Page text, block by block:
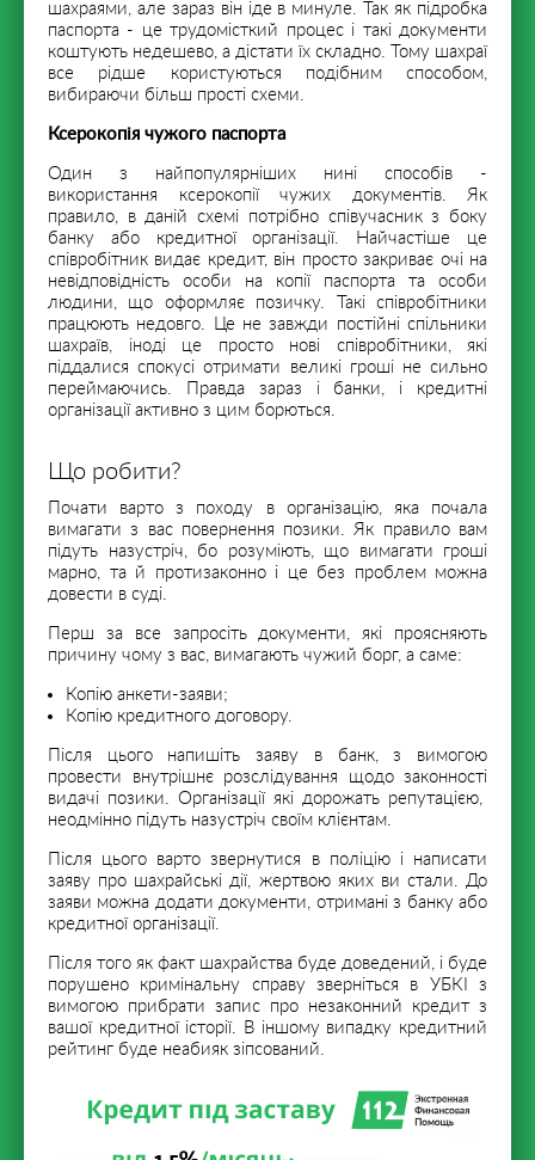
шахраями, але зараз він іде в минуле. Так як підробка
паспорта - це трудомісткий процес і такі документи
коштують недешево, а дістати їх складно. Тому шахраї
все рідше користуються подібним способом,
вибираючи більш прості схеми.
Ксерокопія чужого паспорта
Один з найпопулярніших нині способів -
використання ксерокопії чужих документів. Як
правило, в даній схемі потрібно співучасник з боку
банку або кредитної організації. Найчастіше це
співробітник видає кредит, він просто закриває очі на
невідповідність особи на копії паспорта та особи
людини, що оформляє позичку. Такі співробітники
працюють недовго. Це не завжди постійні спільники
шахраїв, іноді це просто нові співробітники, які
піддалися спокусі отримати великі гроші не сильно
переймаючись. Правда зараз і банки, і кредитні
організації активно з цим борються.
Що робити?
Почати варто з походу в організацію, яка почала
вимагати з вас повернення позики. Як правило вам
підуть назустріч, бо розуміють, що вимагати гроші
марно, та й протизаконно і це без проблем можна
довести в суді.
Перш за все запросіть документи, які проясняють
причину чому з вас, вимагають чужий борг, а саме:
Копію анкети-заяви;
Копію кредитного договору.
Після цього напишіть заяву в банк, з вимогою
провести внутрішнє розслідування щодо законності
видачі позики. Організації які дорожать репутацією,
неодмінно підуть назустріч своїм клієнтам.
Після цього варто звернутися в поліцію і написати
заяву про шахрайські дії, жертвою яких ви стали. До
заяви можна додати документи, отримані з банку або
кредитної організації.
Після того як факт шахрайства буде доведений, і буде
порушено кримінальну справу зверніться в УБКІ з
вимогою прибрати запис про незаконний кредит з
вашої кредитної історії. В іншому випадку кредитний
рейтинг буде неабияк зіпсований.